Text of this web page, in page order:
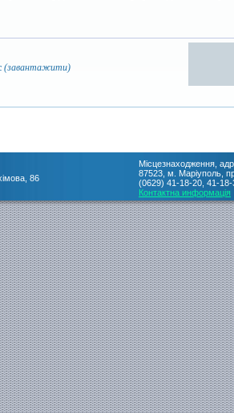
(завантажити)
86
Місцезнаходження,
87523, м. Маріуполь,
(0629) 41-18-20, 41-18-
Контактна информація